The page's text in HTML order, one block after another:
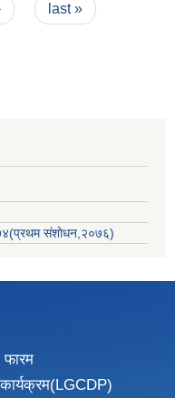
last »
संशोधन,२०७६)
फारम
कार्यक्रम(LGCDP)